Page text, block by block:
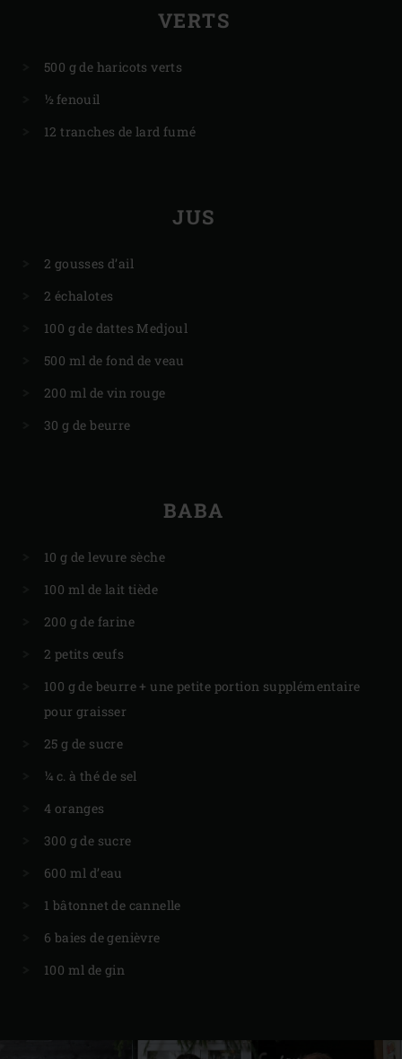
VERTS
500 g de haricots verts
½ fenouil
12 tranches de lard fumé
JUS
2 gousses d’ail
2 échalotes
100 g de dattes Medjoul
500 ml de fond de veau
200 ml de vin rouge
30 g de beurre
BABA
10 g de levure sèche
100 ml de lait tiède
200 g de farine
2 petits œufs
100 g de beurre + une petite portion supplémentaire
pour graisser
25 g de sucre
¼ c. à thé de sel
4 oranges
300 g de sucre
600 ml d’eau
1 bâtonnet de cannelle
6 baies de genièvre
100 ml de gin